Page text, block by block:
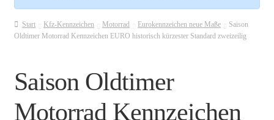
e
i
h
e
Zubehör
Service
Start Kfz-Kennzeichen Motorrad Eurokennzeichen neue Maße
Saison
Oldtimer Motorrad Kennzeichen EURO historisch kürzester Standard zweizeilig
Saison Oldtimer
Motorrad Kennzeichen